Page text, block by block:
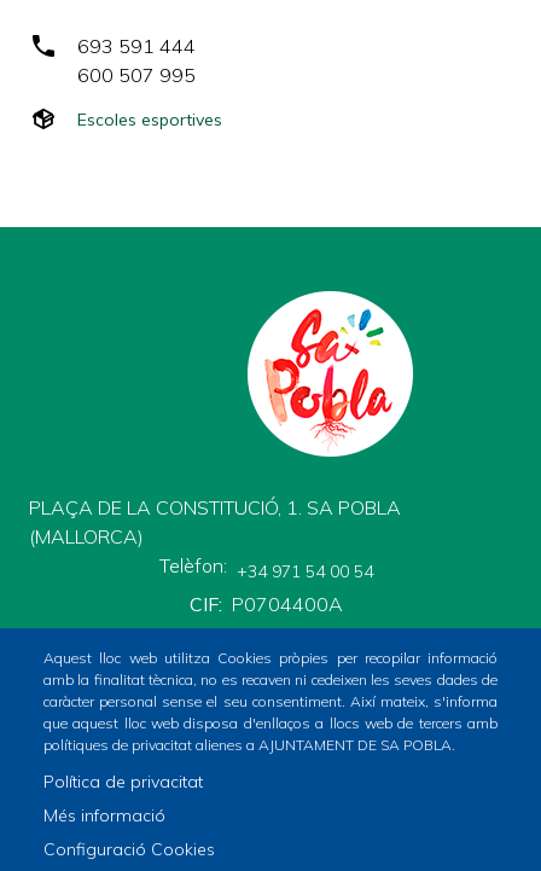
693 591 444
600 507 995
Escoles esportives
Footer
menu
1
Inici
Serveis municipals
PLAÇA DE LA CONSTITUCIÓ, 1. SA POBLA
(MALLORCA)
Telèfon
+34 971 54 00 54
CIF P0704400A
Aquest lloc web utilitza Cookies pròpies per recopilar informació
amb la finalitat tècnica, no es recaven ni cedeixen les seves dades de
caràcter personal sense el seu consentiment. Així mateix, s'informa
que aquest lloc web disposa d'enllaços a llocs web de tercers amb
polítiques de privacitat alienes a AJUNTAMENT DE SA POBLA.
Política de privacitat
Més informació
Configuració Cookies